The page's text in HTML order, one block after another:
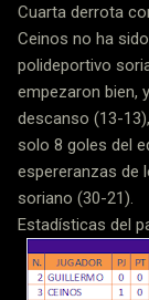
Cuarta derrota
Ceinos no ha
polideportivo
empezaron bien,
descanso (13-
solo 8 goles del
espereranzas de
soriano (30-21).
Estadísticas del